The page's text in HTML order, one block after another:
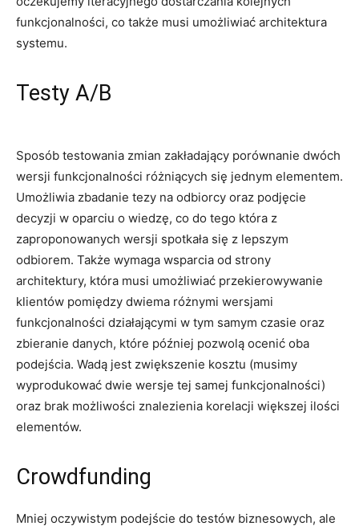
funkcjonalności, co także musi umożliwiać architektura
systemu.
Testy A/B
Sposób testowania zmian zakładający porównanie dwóch
wersji funkcjonalności różniących się jednym elementem.
Umożliwia zbadanie tezy na odbiorcy oraz podjęcie
decyzji w oparciu o wiedzę, co do tego która z
zaproponowanych wersji spotkała się z lepszym
odbiorem. Także wymaga wsparcia od strony
architektury, która musi umożliwiać przekierowywanie
klientów pomiędzy dwiema różnymi wersjami
funkcjonalności działającymi w tym samym czasie oraz
zbieranie danych, które później pozwolą ocenić oba
podejścia. Wadą jest zwiększenie kosztu (musimy
wyprodukować dwie wersje tej samej funkcjonalności)
oraz brak możliwości znalezienia korelacji większej ilości
elementów.
Crowdfunding
Mniej oczywistym podejście do testów biznesowych, ale